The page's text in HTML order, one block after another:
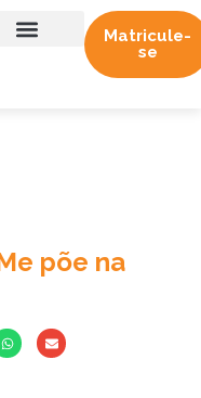
Matricule-
se
põe na